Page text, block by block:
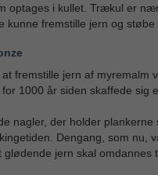
optages i kullet. Trækul er
fremstille jern og støbe
fremstille jern af
1000 år siden skaffede sig
nagler, der holder
Dengang, som nu,
jern skal omdannes